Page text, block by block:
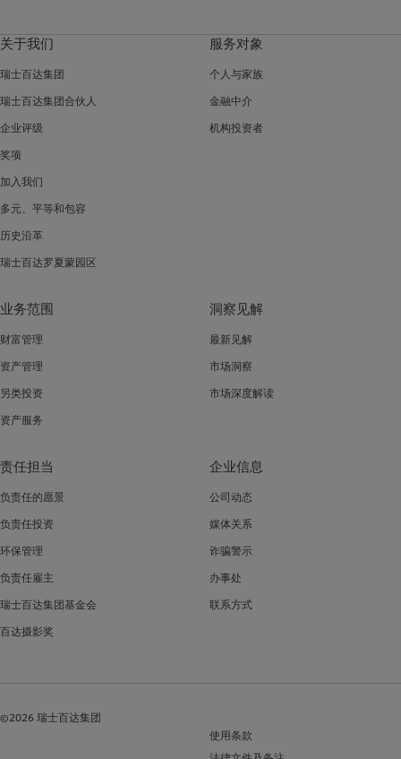
关于我们
瑞士百达集团
瑞士百达集团合伙人
企业评级
奖项
加入我们
多元、平等和包容
历史沿革
瑞士百达罗夏蒙园区
服务对象
个人与家族
金融中介
机构投资者
业务范围
财富管理
资产管理
另类投资
资产服务
洞察见解
最新见解
市场洞察
市场深度解读
责任担当
负责任的愿景
负责任投资
环保管理
负责任雇主
瑞士百达集团基金会
百达摄影奖
企业信息
公司动态
媒体关系
诈骗警示
办事处
联系方式
©2026 瑞士百达集团
使用条款